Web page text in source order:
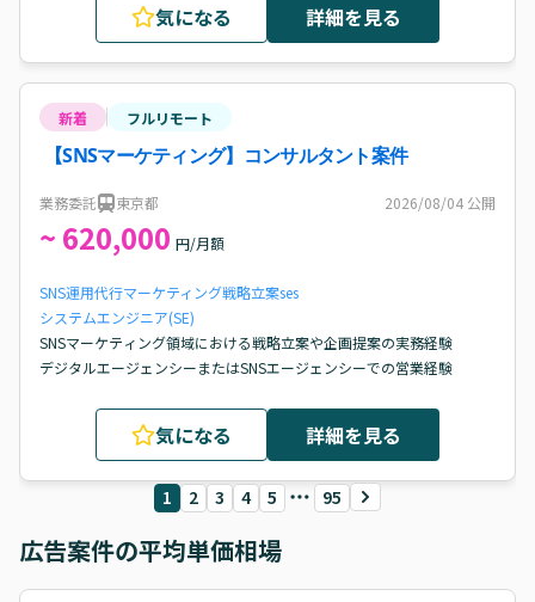
気になる 詳細を見る
新着 フルリモート
【SNSマーケティング】コンサルタント案件
業務委託 東京都 2026/08/04 公開
~ 620,000 円/月額
SNS運用代行マーケティング戦略立案ses
システムエンジニア(SE)
SNSマーケティング領域における戦略立案や企画提案の実務経験
デジタルエージェンシーまたはSNSエージェンシーでの営業経験
気になる 詳細を見る
1 2 3 4 5 95
広告案件の平均単価相場